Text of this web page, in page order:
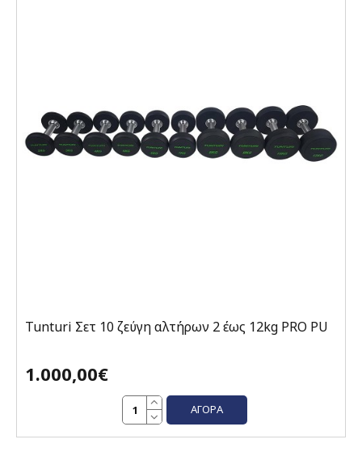
Tunturi Σετ 10 ζεύγη αλτήρων 2 έως 12kg PRO PU
1.000,00€
ΑΓΟΡΆ